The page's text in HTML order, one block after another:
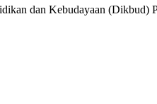
dan Kebudayaan (Dikbud)